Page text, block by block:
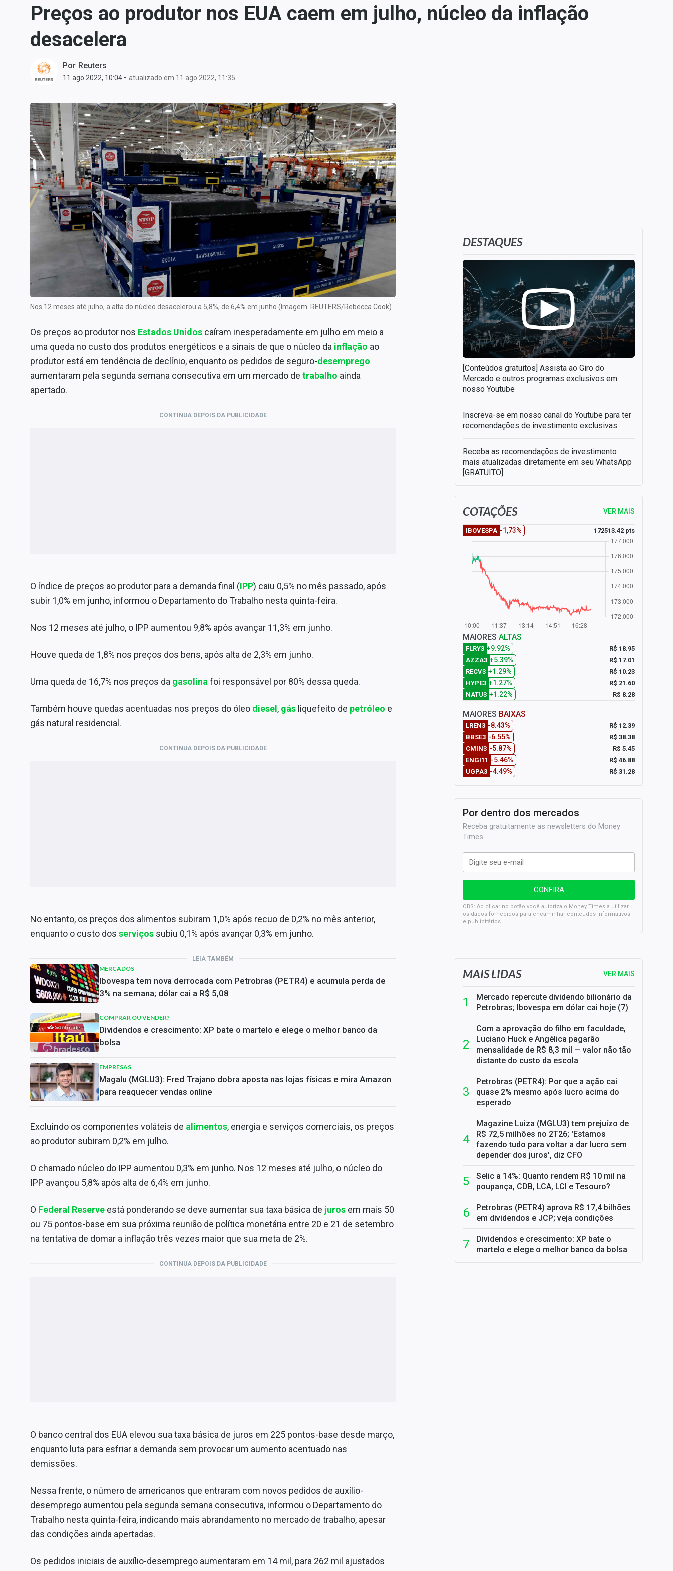
Carteiras Recomendadas
Central de Dividendos
Central de Fundos
Central dos IPOs
Finanças Pessoais
Mercados
Economia
Empresas
Política
Colunas
Conteúdo de Marca
Sobre
Contato
Preços ao produtor nos EUA caem em julho, núcleo da inflação
desacelera
Por Reuters
11 ago 2022, 10:04 - atualizado em 11 ago 2022, 11:35
Nos 12 meses até julho, a alta do núcleo desacelerou a 5,8%, de 6,4% em junho (Imagem: REUTERS/Rebecca Cook)
Os preços ao produtor nos Estados Unidos caíram inesperadamente em julho em meio a
uma queda no custo dos produtos energéticos e a sinais de que o núcleo da inflação ao
produtor está em tendência de declínio, enquanto os pedidos de seguro-desemprego
aumentaram pela segunda semana consecutiva em um mercado de trabalho ainda
apertado.
CONTINUA DEPOIS DA PUBLICIDADE
O índice de preços ao produtor para a demanda final (IPP) caiu 0,5% no mês passado, após
subir 1,0% em junho, informou o Departamento do Trabalho nesta quinta-feira.
Nos 12 meses até julho, o IPP aumentou 9,8% após avançar 11,3% em junho.
Houve queda de 1,8% nos preços dos bens, após alta de 2,3% em junho.
Uma queda de 16,7% nos preços da gasolina foi responsável por 80% dessa queda.
Também houve quedas acentuadas nos preços do óleo diesel, gás liquefeito de petróleo e
gás natural residencial.
CONTINUA DEPOIS DA PUBLICIDADE
No entanto, os preços dos alimentos subiram 1,0% após recuo de 0,2% no mês anterior,
enquanto o custo dos serviços subiu 0,1% após avançar 0,3% em junho.
LEIA TAMBÉM
MERCADOS
Ibovespa tem nova derrocada com Petrobras (PETR4) e acumula perda de
3% na semana; dólar cai a R$ 5,08
COMPRAR OU VENDER?
Dividendos e crescimento: XP bate o martelo e elege o melhor banco da
bolsa
EMPRESAS
Magalu (MGLU3): Fred Trajano dobra aposta nas lojas físicas e mira Amazon
para reaquecer vendas online
Excluindo os componentes voláteis de alimentos, energia e serviços comerciais, os preços
ao produtor subiram 0,2% em julho.
O chamado núcleo do IPP aumentou 0,3% em junho. Nos 12 meses até julho, o núcleo do
IPP avançou 5,8% após alta de 6,4% em junho.
O Federal Reserve está ponderando se deve aumentar sua taxa básica de juros em mais 50
ou 75 pontos-base em sua próxima reunião de política monetária entre 20 e 21 de setembro
na tentativa de domar a inflação três vezes maior que sua meta de 2%.
CONTINUA DEPOIS DA PUBLICIDADE
O banco central dos EUA elevou sua taxa básica de juros em 225 pontos-base desde março,
enquanto luta para esfriar a demanda sem provocar um aumento acentuado nas
demissões.
Nessa frente, o número de americanos que entraram com novos pedidos de auxílio-
desemprego aumentou pela segunda semana consecutiva, informou o Departamento do
Trabalho nesta quinta-feira, indicando mais abrandamento no mercado de trabalho, apesar
das condições ainda apertadas.
Os pedidos iniciais de auxílio-desemprego aumentaram em 14 mil, para 262 mil ajustados
DESTAQUES
[Conteúdos gratuitos] Assista ao Giro do
Mercado e outros programas exclusivos em
nosso Youtube
Inscreva-se em nosso canal do Youtube para ter
recomendações de investimento exclusivas
Receba as recomendações de investimento
mais atualizadas diretamente em seu WhatsApp
[GRATUITO]
COTAÇÕES VER MAIS
IBOVESPA -1,73% 172513.42 pts
MAIORES ALTAS
FLRY3 +9.92%
R$ 18.95
AZZA3 +5.39%
R$ 17.01
RECV3 +1.29%
R$ 10.23
HYPE3 +1.27%
R$ 21.60
NATU3 +1.22% R$ 8.28
MAIORES BAIXAS
LREN3 -8.43%
R$ 12.39
BBSE3 -6.55%
R$ 38.38
CMIN3 -5.87%
R$ 5.45
ENGI11 -5.46%
R$ 46.88
UGPA3 -4.49% R$ 31.28
Por dentro dos mercados
Receba gratuitamente as newsletters do Money
Times
OBS: Ao clicar no botão você autoriza o Money Times a utilizar
os dados fornecidos para encaminhar conteúdos informativos
e publicitários.
SELIC em 14%: A repercussão da decisão sobre os JUROS
MAIS LIDAS VER MAIS
Mercado repercute dividendo bilionário da
Petrobras; Ibovespa em dólar cai hoje (7)
Com a aprovação do filho em faculdade,
Luciano Huck e Angélica pagarão
mensalidade de R$ 8,3 mil — valor não tão
distante do custo da escola
Petrobras (PETR4): Por que a ação cai
quase 2% mesmo após lucro acima do
esperado
Magazine Luiza (MGLU3) tem prejuízo de
R$ 72,5 milhões no 2T26; 'Estamos
fazendo tudo para voltar a dar lucro sem
depender dos juros', diz CFO
Selic a 14%: Quanto rendem R$ 10 mil na
poupança, CDB, LCA, LCI e Tesouro?
Petrobras (PETR4) aprova R$ 17,4 bilhões
em dividendos e JCP; veja condições
Dividendos e crescimento: XP bate o
martelo e elege o melhor banco da bolsa